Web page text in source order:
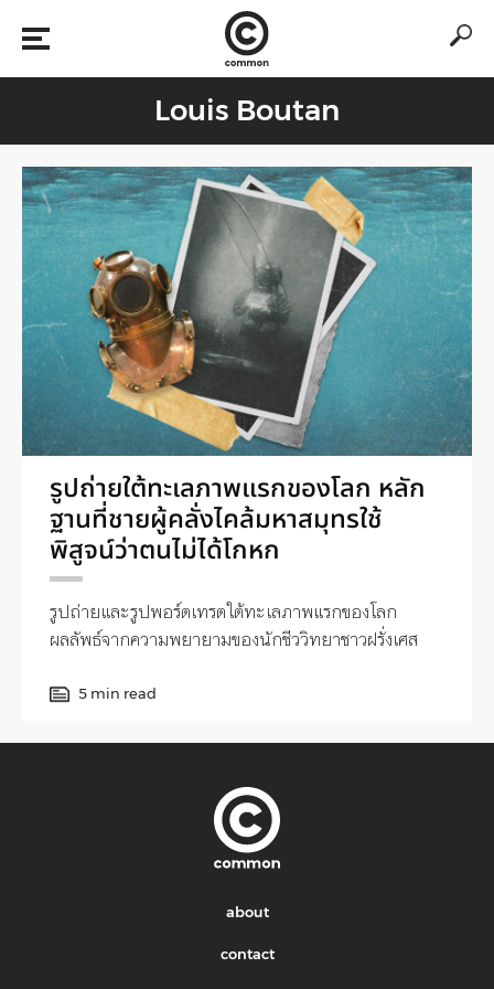
Louis Boutan
รูปถ่ายใต้ทะเลภาพแรกของโลก หลัก
ฐานที่ชายผู้คลั่งไคล้มหาสมุทรใช้
พิสูจน์ว่าตนไม่ได้โกหก
รูปถ่ายและรูปพอร์ตเทรตใต้ทะเลภาพแรกของโลก
ผลลัพธ์จากความพยายามของนักชีววิทยาชาวฝรั่งเศส
5 min read
about
contact